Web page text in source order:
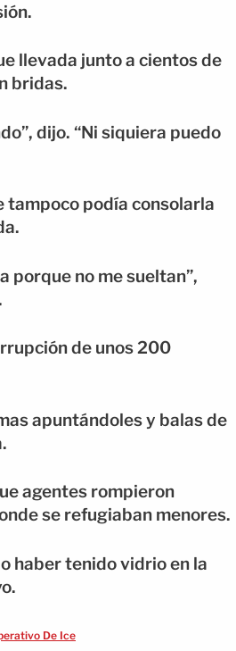
llevada junto a cientos de
bridas.
dijo. “Ni siquiera puedo
tampoco podía consolarla
porque no me sueltan”,
de unos 200
apuntándoles y balas de
agentes rompieron
se refugiaban menores.
haber tenido vidrio en la
De Ice